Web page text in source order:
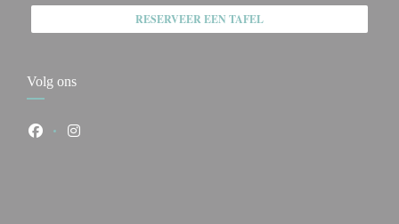
RESERVEER EEN TAFEL
Volg ons
Facebook ((opent in een nieuw venster))
Instagram ((opent in een nieuw venster))